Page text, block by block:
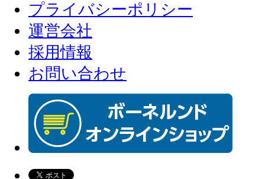
プライバシーポリシー
運営会社
採用情報
お問い合わせ